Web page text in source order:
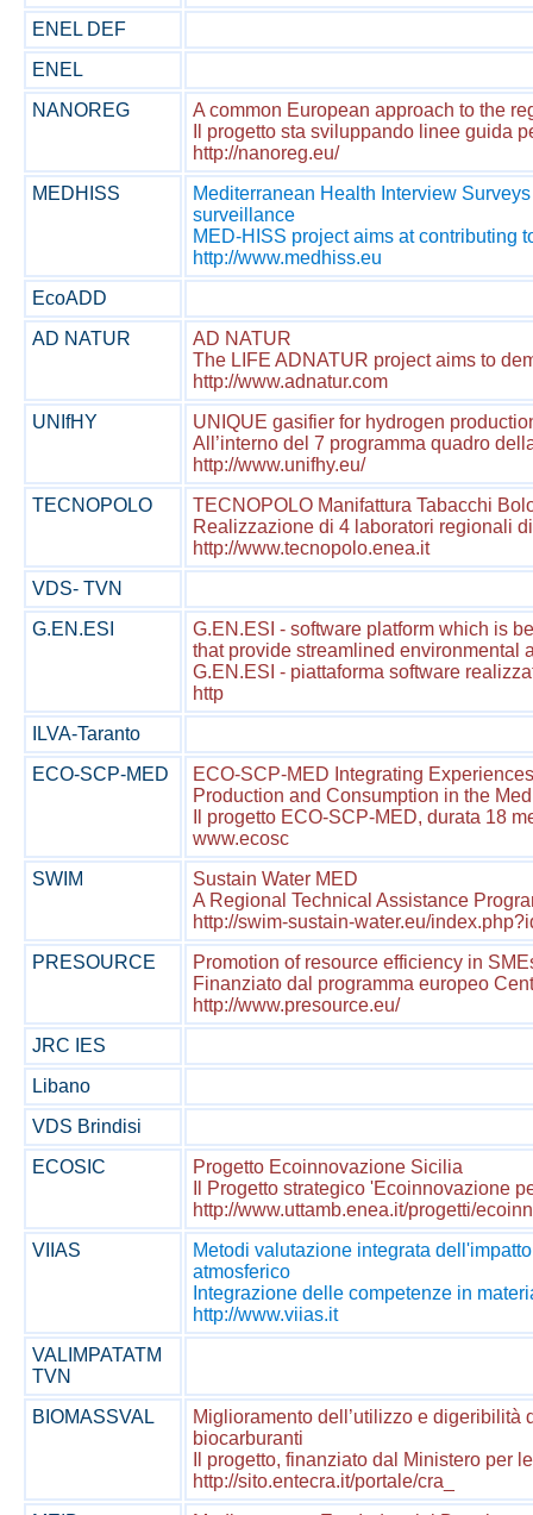
ENEL DEF
ENEL
NANOREG
A common European approach to the
Il progetto sta sviluppando linee guida
http://nanoreg.eu/
MEDHISS
Mediterranean Health Interview
surveillance
MED-HISS project aims at contributing
http://www.medhiss.eu
EcoADD
AD NATUR
AD NATUR
The LIFE ADNATUR project aims to
http://www.adnatur.com
UNIfHY
UNIQUE gasifier for hydrogen
All’interno del 7 programma quadro
http://www.unifhy.eu/
TECNOPOLO
TECNOPOLO Manifattura Tabacchi
Realizzazione di 4 laboratori regionali
http://www.tecnopolo.enea.it
VDS- TVN
G.EN.ESI
G.EN.ESI - software platform which is
that provide streamlined environmental
G.EN.ESI - piattaforma software
http
ILVA-Taranto
ECO-SCP-MED
ECO-SCP-MED Integrating
Production and Consumption in the
Il progetto ECO-SCP-MED, durata 18
www.ecosc
SWIM
Sustain Water MED
A Regional Technical Assistance
http://swim-sustain-water.eu/
PRESOURCE
Promotion of resource efficiency in
Finanziato dal programma europeo
http://www.presource.eu/
JRC IES
Libano
VDS Brindisi
ECOSIC
Progetto Ecoinnovazione Sicilia
Il Progetto strategico 'Ecoinnovazione
http://www.uttamb.enea.it/progetti/
VIIAS
Metodi valutazione integrata
atmosferico
Integrazione delle competenze in
http://www.viias.it
VALIMPATATM
TVN
BIOMASSVAL
Miglioramento dell’utilizzo e
biocarburanti
Il progetto, finanziato dal Ministero per
http://sito.entecra.it/portale/cra_